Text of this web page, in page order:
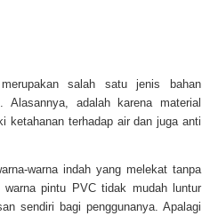
salah satu jenis bahan
Alasannya, adalah karena material
ketahanan terhadap air dan juga anti
warna indah yang melekat tanpa
warna pintu PVC tidak mudah luntur
sendiri bagi penggunanya. Apalagi